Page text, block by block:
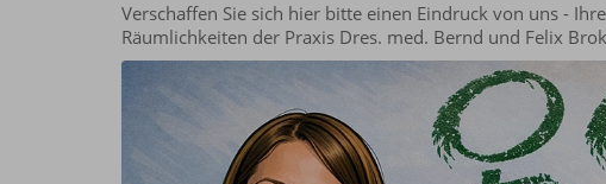
Verschaffen Sie sich hier bitte einen Eindruck von uns -
Räumlichkeiten der Praxis Dres. med. Bernd und Felix